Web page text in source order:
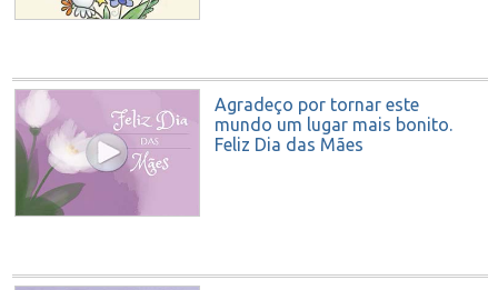
Agradeço por tornar este
mundo um lugar mais bonito.
Feliz Dia das Mães